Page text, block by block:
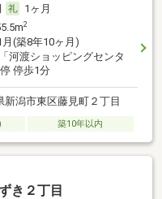
1ヶ月
2
月(築8年10ヶ月)
河渡ショッピングセンタ
停歩1分
新潟市東区藤見町２丁目
築10年以内
き２丁目